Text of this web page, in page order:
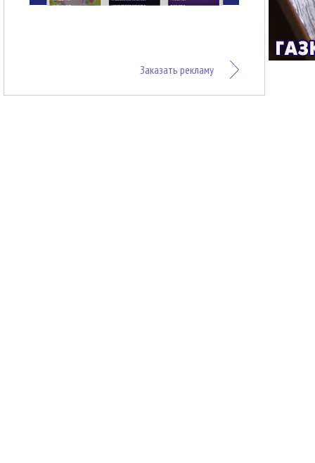
Заказать рекламу